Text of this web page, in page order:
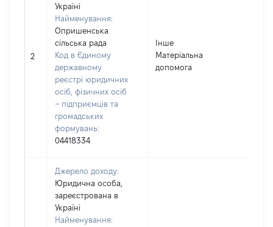
2
Україні
Найменування:
Опришенська
сільська рада
Код в Єдиному
державному
реєстрі юридичних
осіб, фізичних осіб
– підприємців та
громадських
формувань:
04418334
Інше
Матеріальна
допомога
Джерело доходу:
Юридична особа,
зареєстрована в
Україні
Найменування: